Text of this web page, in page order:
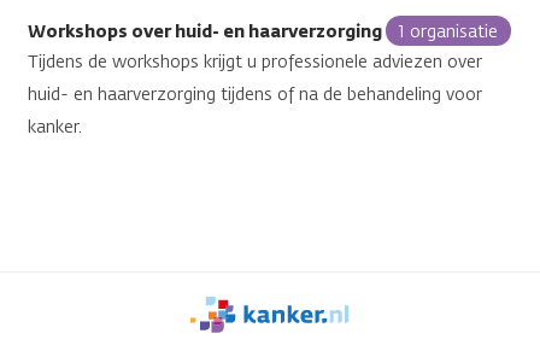
Workshops over huid- en haarverzorging
1 organisatie
Tijdens de workshops krijgt u professionele adviezen over
huid- en haarverzorging tijdens of na de behandeling voor
kanker.
We